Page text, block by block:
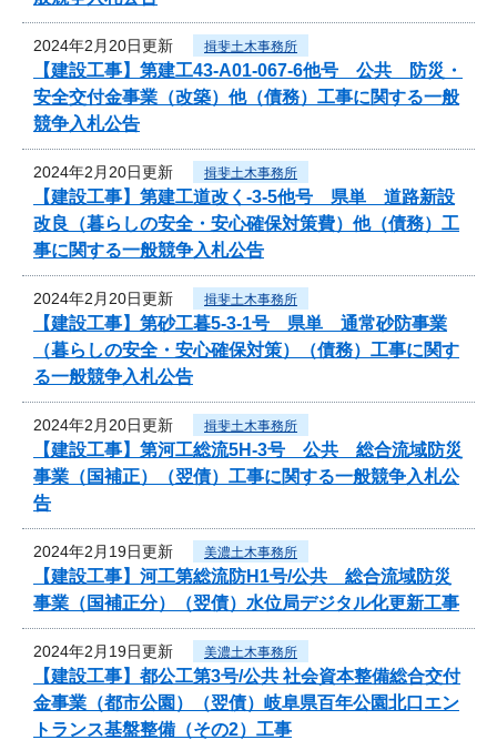
2024年2月20日更新 揖斐土木事務所
【建設工事】第建工43-A01-067-6他号 公共 防災・
安全交付金事業（改築）他（債務）工事に関する一般
競争入札公告
2024年2月20日更新 揖斐土木事務所
【建設工事】第建工道改く-3-5他号 県単 道路新設
改良（暮らしの安全・安心確保対策費）他（債務）工
事に関する一般競争入札公告
2024年2月20日更新 揖斐土木事務所
【建設工事】第砂工暮5-3-1号 県単 通常砂防事業
（暮らしの安全・安心確保対策）（債務）工事に関す
る一般競争入札公告
2024年2月20日更新 揖斐土木事務所
【建設工事】第河工総流5H-3号 公共 総合流域防災
事業（国補正）（翌債）工事に関する一般競争入札公
告
2024年2月19日更新 美濃土木事務所
【建設工事】河工第総流防H1号/公共 総合流域防災
事業（国補正分）（翌債）水位局デジタル化更新工事
2024年2月19日更新 美濃土木事務所
【建設工事】都公工第3号/公共 社会資本整備総合交付
金事業（都市公園）（翌債）岐阜県百年公園北口エン
トランス基盤整備（その2）工事